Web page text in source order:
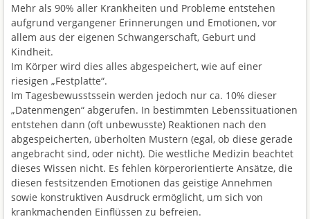
Mehr als 90% aller Krankheiten und Probleme entstehen
aufgrund vergangener Erinnerungen und Emotionen, vor
allem aus der eigenen Schwangerschaft, Geburt und
Kindheit.
Im Körper wird dies alles abgespeichert, wie auf einer
riesigen „Festplatte“.
Im Tagesbewusstssein werden jedoch nur ca. 10% dieser
„Datenmengen“ abgerufen. In bestimmten Lebenssituationen
entstehen dann (oft unbewusste) Reaktionen nach den
abgespeicherten, überholten Mustern (egal, ob diese gerade
angebracht sind, oder nicht). Die westliche Medizin beachtet
dieses Wissen nicht. Es fehlen körperorientierte Ansätze, die
diesen festsitzenden Emotionen das geistige Annehmen
sowie konstruktiven Ausdruck ermöglicht, um sich von
krankmachenden Einflüssen zu befreien.